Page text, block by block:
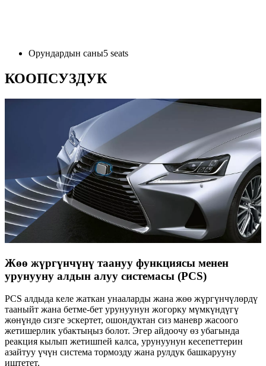
Орундардын саны5 seats
КООПСУЗДУК
Жөө жүргүнчүнү таануу функциясы менен
урунууну алдын алуу системасы (PCS)
PCS алдыда келе жаткан унааларды жана жөө жүргүнчүлөрдү
тааныйт жана бетме-бет урунуунун жогорку мүмкүндүгү
жөнүндө сизге эскертет, ошондуктан сиз маневр жасоого
жетишерлик убактыңыз болот. Эгер айдоочу өз убагында
реакция кылып жетишпей калса, урунуунун кесепеттерин
азайтуу үчүн система тормозду жана рулдук башкарууну
иштетет.